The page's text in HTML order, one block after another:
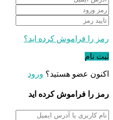
رمز را فراموش کرده اید؟
ثبت نام
اکنون عضو هستید؟ ورود
رمز را فراموش کرده اید